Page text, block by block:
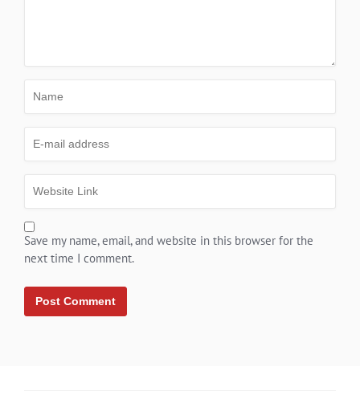
Save my name, email, and website in this browser for the
next time I comment.